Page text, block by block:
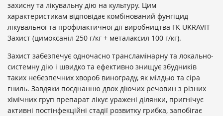
захисну та лікувальну дію на культуру. Цим
характеристикам відповідає комбінований фунгіцид
лікувальної та профілактичної дії виробництва ГК UKRAVIT
Захист (цимоксаніл 250 г/кг + металаксил 100 г/кг).
Захист забезпечує одночасно трансламінарну та локально-
системну дію і швидко та ефективно знищує збудників
таких небезпечних хвороб винограду, як мілдью та сіра
гниль. Завдяки поєднанню двох діючих речовин з різних
хімічних груп препарат лікує уражені ділянки, пригнічує
активні постінфекційні стадії розвитку грибка, запобігає